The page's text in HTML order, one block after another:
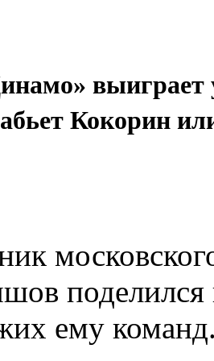
выиграет
Кокорин
ему